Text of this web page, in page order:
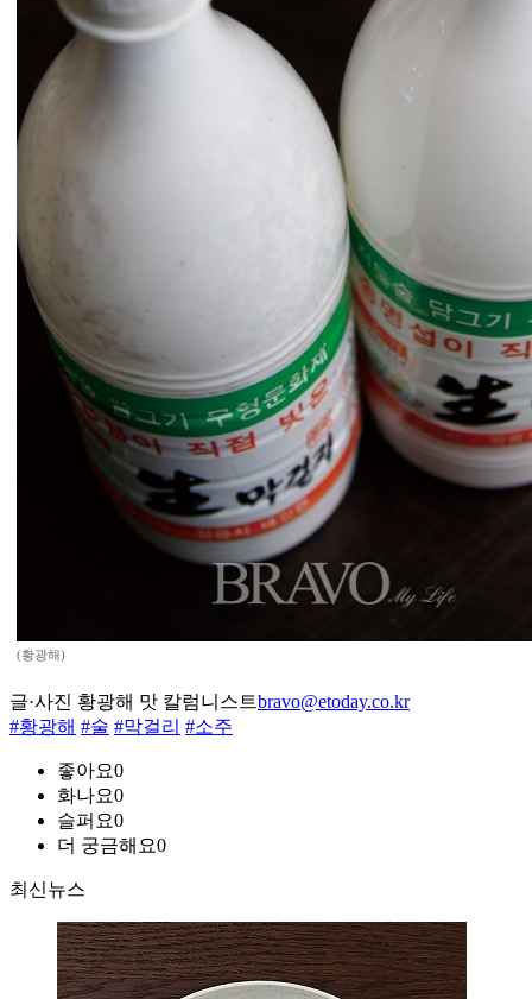
(황광해)
글·사진 황광해 맛 칼럼니스트bravo@etoday.co.kr
#황광해 #술 #막걸리 #소주
좋아요0
화나요0
슬퍼요0
더 궁금해요0
최신뉴스